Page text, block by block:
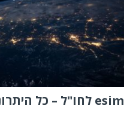
esim לחו"ל – כל היתרונות